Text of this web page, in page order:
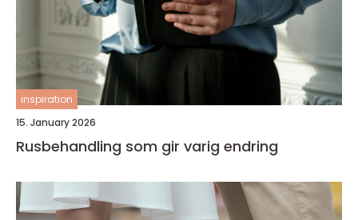
inspiration
15. January 2026
Rusbehandling som gir varig endring